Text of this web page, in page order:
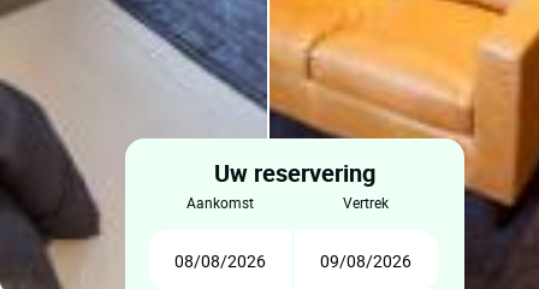
Uw reservering
aankomst vertrek